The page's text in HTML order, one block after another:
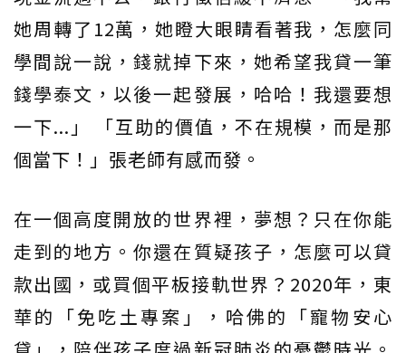
她周轉了12萬，她瞪大眼睛看著我，怎麼同
學間說一說，錢就掉下來，她希望我貸一筆
錢學泰文，以後一起發展，哈哈！我還要想
一下...」 「互助的價值，不在規模，而是那
個當下！」張老師有感而發。
在一個高度開放的世界裡，夢想？只在你能
走到的地方。你還在質疑孩子，怎麼可以貸
款出國，或買個平板接軌世界？2020年，東
華的「免吃土專案」，哈佛的「寵物安心